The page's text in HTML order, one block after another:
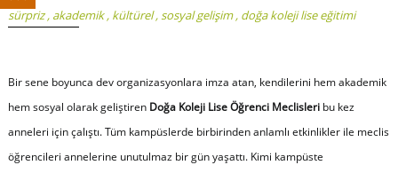
sürpriz, akademik, kültürel,sosyal gelişim, doğa koleji lise eğitimi
Bir sene boyunca dev organizasyonlara imza atan, kendilerini hem akademik
hem sosyal olarak geliştiren Doğa Koleji Lise Öğrenci Meclisleri bu kez
anneleri için çalıştı. Tüm kampüslerde birbirinden anlamlı etkinlikler ile meclis
öğrencileri annelerine unutulmaz bir gün yaşattı. Kimi kampüste